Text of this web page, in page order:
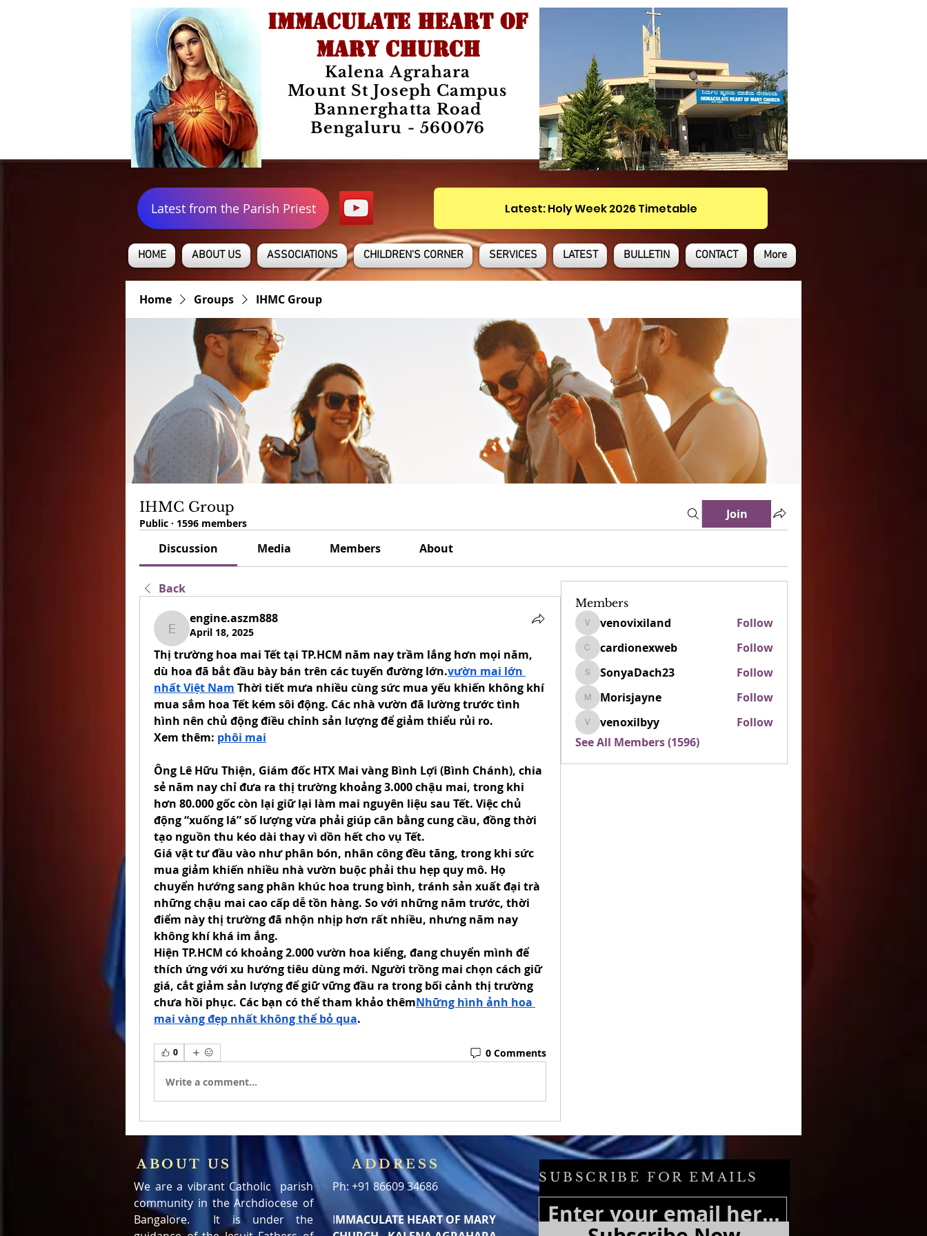
IMMACULATE HEART OF
MARY CHURCH
Kalena Agrahara
Mount St Joseph Campus
Bannerghatta Road
Bengaluru - 560076
Latest from the Parish Priest Latest: Holy Week 2026 Timetable
HOME ABOUT US ASSOCIATIONS CHILDREN'S CORNER SERVICES LATEST BULLETIN CONTACT More
Home Groups IHMC Group
IHMC Group
Public · 1596 members
Join
Discussion Media Members About
Back
engine.aszm888
engine.aszm888
April 18, 2025
Thị trường hoa mai Tết tại TP.HCM năm nay trầm lắng hơn mọi năm,
dù hoa đã bắt đầu bày bán trên các tuyến đường lớn.vườn mai lớn
nhất Việt Nam Thời tiết mưa nhiều cùng sức mua yếu khiến không khí
mua sắm hoa Tết kém sôi động. Các nhà vườn đã lường trước tình
hình nên chủ động điều chỉnh sản lượng để giảm thiểu rủi ro.
Xem thêm: phôi mai
Ông Lê Hữu Thiện, Giám đốc HTX Mai vàng Bình Lợi (Bình Chánh), chia
sẻ năm nay chỉ đưa ra thị trường khoảng 3.000 chậu mai, trong khi
hơn 80.000 gốc còn lại giữ lại làm mai nguyên liệu sau Tết. Việc chủ
động “xuống lá” số lượng vừa phải giúp cân bằng cung cầu, đồng thời
tạo nguồn thu kéo dài thay vì dồn hết cho vụ Tết.
Giá vật tư đầu vào như phân bón, nhân công đều tăng, trong khi sức
mua giảm khiến nhiều nhà vườn buộc phải thu hẹp quy mô. Họ
chuyển hướng sang phân khúc hoa trung bình, tránh sản xuất đại trà
những chậu mai cao cấp dễ tồn hàng. So với những năm trước, thời
điểm này thị trường đã nhộn nhịp hơn rất nhiều, nhưng năm nay
không khí khá im ắng.
Hiện TP.HCM có khoảng 2.000 vườn hoa kiểng, đang chuyển mình để
thích ứng với xu hướng tiêu dùng mới. Người trồng mai chọn cách giữ
giá, cắt giảm sản lượng để giữ vững đầu ra trong bối cảnh thị trường
chưa hồi phục. Các bạn có thể tham khảo thêmNhững hình ảnh hoa
mai vàng đẹp nhất không thể bỏ qua.
0 0 Comments
Write a comment...
Members
venovixiland
venovixiland Follow
cardionexweb
cardionexweb Follow
SonyaDach23
SonyaDach23 Follow
Morisjayne
Morisjayne Follow
venoxilbyy
venoxilbyy
Follow
See All Members (1596)
ABOUT US
We are a vibrant Catholic parish
community in the Archdiocese of
Bangalore. It is under the
ADDRESS
Ph: +91 86609 34686
IMMACULATE HEART OF MARY
SUBSCRIBE FOR EMAILS